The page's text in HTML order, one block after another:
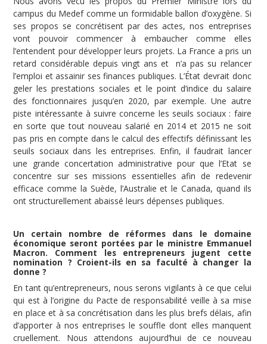
campus du Medef comme un formidable ballon d’oxygène. Si
ses propos se concrétisent par des actes, nos entreprises
vont pouvoir commencer à embaucher comme elles
l’entendent pour développer leurs projets. La France a pris un
retard considérable depuis vingt ans et n’a pas su relancer
l’emploi et assainir ses finances publiques. L’État devrait donc
geler les prestations sociales et le point d’indice du salaire
des fonctionnaires jusqu’en 2020, par exemple. Une autre
piste intéressante à suivre concerne les seuils sociaux : faire
en sorte que tout nouveau salarié en 2014 et 2015 ne soit
pas pris en compte dans le calcul des effectifs définissant les
seuils sociaux dans les entreprises. Enfin, il faudrait lancer
une grande concertation administrative pour que l’Etat se
concentre sur ses missions essentielles afin de redevenir
efficace comme la Suède, l’Australie et le Canada, quand ils
ont structurellement abaissé leurs dépenses publiques.
Un certain nombre de réformes dans le domaine
économique seront portées par le ministre Emmanuel
Macron. Comment les entrepreneurs jugent cette
nomination ? Croient-ils en sa faculté à changer la
donne ?
En tant qu’entrepreneurs, nous serons vigilants à ce que celui
qui est à l’origine du Pacte de responsabilité veille à sa mise
en place et à sa concrétisation dans les plus brefs délais, afin
d’apporter à nos entreprises le souffle dont elles manquent
cruellement. Nous attendons aujourd’hui de ce nouveau